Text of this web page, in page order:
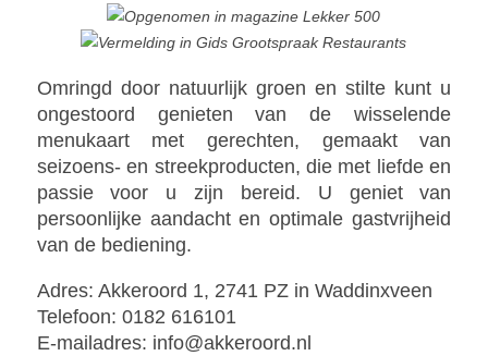
Omringd door natuurlijk groen en stilte kunt u
ongestoord genieten van de wisselende
menukaart met gerechten, gemaakt van
seizoens- en streekproducten, die met liefde en
passie voor u zijn bereid. U geniet van
persoonlijke aandacht en optimale gastvrijheid
van de bediening.
Adres: Akkeroord 1, 2741 PZ in Waddinxveen
Telefoon: 0182 616101
E-mailadres: info@akkeroord.nl